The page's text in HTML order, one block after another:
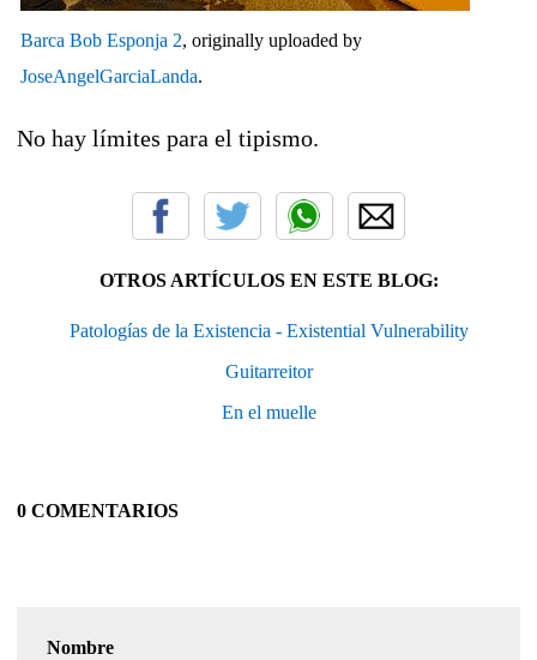
Barca Bob Esponja 2, originally uploaded by
JoseAngelGarciaLanda.
No hay límites para el tipismo.
OTROS ARTÍCULOS EN ESTE BLOG:
Patologías de la Existencia - Existential Vulnerability
Guitarreitor
En el muelle
0 COMENTARIOS
Nombre